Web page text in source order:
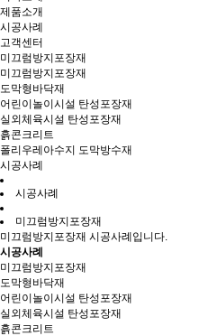
제품소개
시공사례
고객센터
미끄럼방지포장재
미끄럼방지포장재
도막형바닥재
어린이놀이시설 탄성포장재
실외체육시설 탄성포장재
흙콘크리트
폴리우레아수지 도막방수재
시공사례
시공사례
미끄럼방지포장재
미끄럼방지포장재 시공사례입니다.
시공사례
미끄럼방지포장재
도막형바닥재
어린이놀이시설 탄성포장재
실외체육시설 탄성포장재
흙콘크리트